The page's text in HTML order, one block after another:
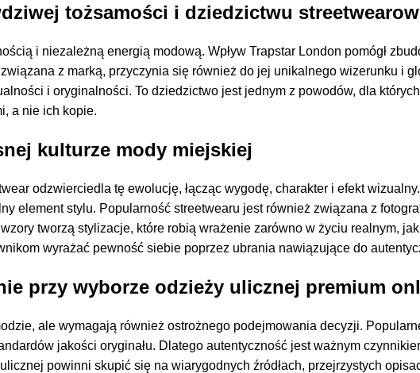
tożsamości i dziedzictwu
i niezależną energią modową. Wpływ Trapstar London pomógł
z marką, przyczynia się również do jej unikalnego wizerunku i
i oryginalności. To dziedzictwo jest jednym z powodów, dla
a nie ich kopie.
kulturze mody miejskiej
odzwierciedla tę ewolucję, łącząc wygodę, charakter i efekt
element stylu. Popularność streetwearu jest również związana z
tworzą stylizacje, które robią wrażenie zarówno w życiu realnym,
wyrażać pewność siebie poprzez ubrania nawiązujące do
przy wyborze odzieży ulicznej premium
ale wymagają również ostrożnego podejmowania decyzji.
jakości oryginału. Dlatego autentyczność jest ważnym
powinni skupić się na wiarygodnych źródłach, przejrzystych